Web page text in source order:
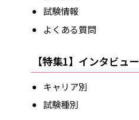
試験情報
よくある質問
【特集1】インタビュー
キャリア別
試験種別